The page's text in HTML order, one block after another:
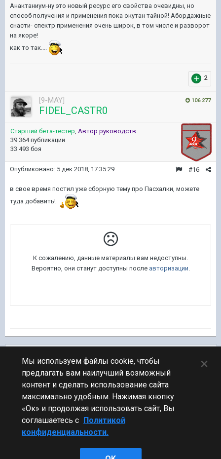
Анактаниум-ну это новый ресурс его свойства очевидны, но
способ получения и применения пока окутан тайной! Абордажные
снасти- спектр применения очень широк, в том числе и разворот
на якоре!
как то так....
2
106 277
[9-MAY]
FIDEL_CASTR0
Старший бета-тестер, Автор руководств
39 364 публикации
33 493 боя
#16
Опубликовано: 5 дек 2018, 17:35:29
в свое время постил уже сборную тему про Пасхалки, можете
туда добавить!
ПЕРЕЙТИ К СПИСКУ ТЕМ
Обсуждение Мира Кораблей
Стиль
Мы используем файлы cookie, чтобы
предлагать вам наилучший возможный
контент и сделать использование сайта
максимально удобным. Нажимая кнопку
«Ок» и продолжая использовать сайт, Вы
соглашаетесь с Политикой
конфиденциальности.
×